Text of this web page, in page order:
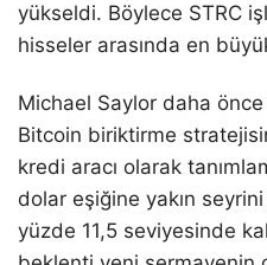
yükseldi. Böylece STRC
hisseler arasında en
Michael Saylor daha
Bitcoin biriktirme
kredi aracı olarak
dolar eşiğine yakın
yüzde 11,5 seviyesinde